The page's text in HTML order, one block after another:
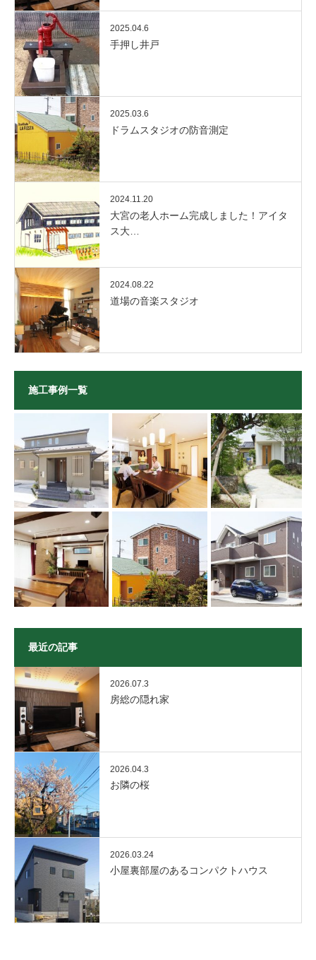
2025.04.6
手押し井戸
2025.03.6
ドラムスタジオの防音測定
2024.11.20
大宮の老人ホーム完成しました！アイタ
ス大…
2024.08.22
道場の音楽スタジオ
施工事例一覧
最近の記事
2026.07.3
房総の隠れ家
2026.04.3
お隣の桜
2026.03.24
小屋裏部屋のあるコンパクトハウス